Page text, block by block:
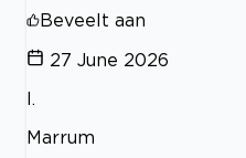
Beveelt aan
27 June 2026
I.
Marrum